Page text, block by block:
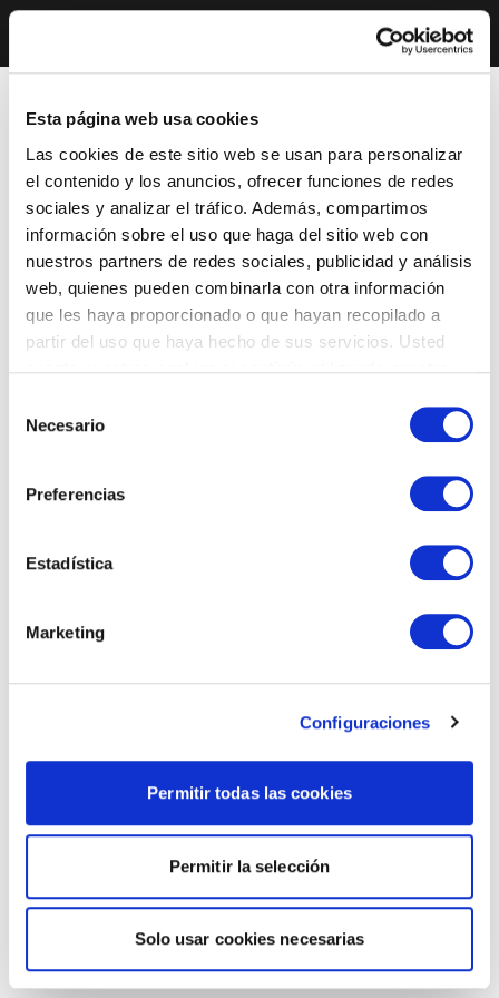
Esta página web usa cookies
Las cookies de este sitio web se usan para personalizar
el contenido y los anuncios, ofrecer funciones de redes
sociales y analizar el tráfico. Además, compartimos
información sobre el uso que haga del sitio web con
nuestros partners de redes sociales, publicidad y análisis
web, quienes pueden combinarla con otra información
que les haya proporcionado o que hayan recopilado a
partir del uso que haya hecho de sus servicios. Usted
Necesario
Preferencias
Estadística
Marketing
Configuraciones
Permitir todas las cookies
Permitir la selección
Solo usar cookies necesarias